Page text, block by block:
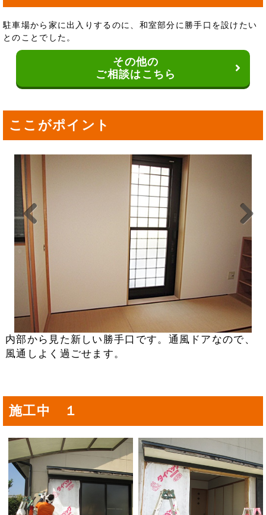
駐車場から家に出入りするのに、和室部分に勝手口を設けたい
とのことでした。
その他の
ご相談はこちら
ここがポイント
内部から見た新しい勝手口です。通風ドアなので、
風通しよく過ごせます。
Previou
Next
施工中 １